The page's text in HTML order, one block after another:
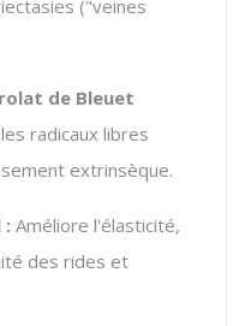
("veines
de Bleuet
radicaux libres
extrinsèque.
: Améliore l'élasticité,
des rides et